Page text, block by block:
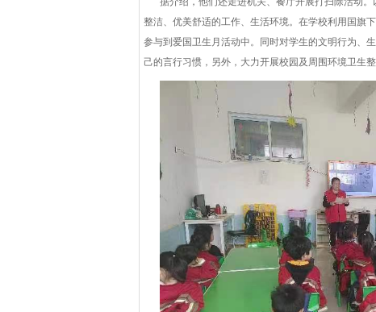
整洁、优美舒适的工作、生活环境。在学校利用国旗
参与到爱国卫生月活动中。同时对学生的文明行为、
己的言行习惯，另外，大力开展校园及周围环境卫生